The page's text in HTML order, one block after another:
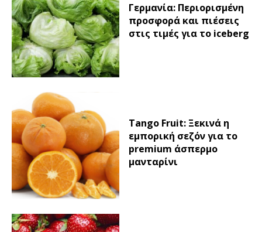
Γερμανία: Περιορισμένη
προσφορά και πιέσεις
στις τιμές για το iceberg
Tango Fruit: Ξεκινά η
εμπορική σεζόν για το
premium άσπερμο
μανταρίνι